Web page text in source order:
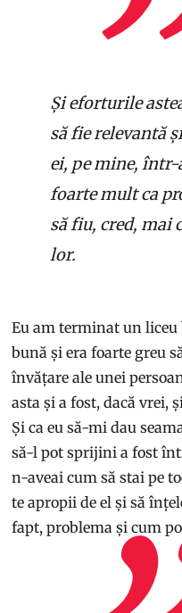
Și eforturile
să fie relevantă
ei, pe mine, într-
foarte mult ca
să fiu, cred, mai
lor.
Eu am terminat un
bună și era foarte greu
învățare ale unei
asta și a fost, dacă vrei,
Și ca eu să-mi dau
să-l pot sprijini a fost
n-aveai cum să stai pe
te apropii de el și să
fapt, problema și cum